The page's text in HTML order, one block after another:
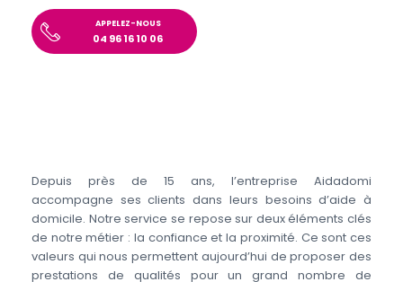
APPELEZ-NOUS
04 96 16 10 06
Depuis près de 15 ans, l’entreprise Aidadomi
accompagne ses clients dans leurs besoins d’aide à
domicile. Notre service se repose sur deux éléments clés
de notre métier : la confiance et la proximité. Ce sont ces
valeurs qui nous permettent aujourd’hui de proposer des
prestations de qualités pour un grand nombre de